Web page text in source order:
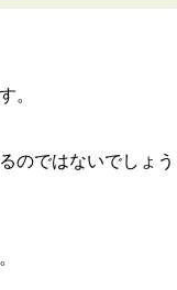
。
のではないでしょう